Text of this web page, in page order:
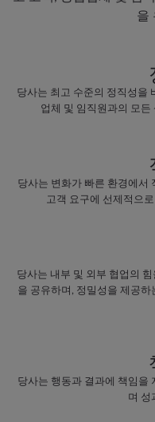
을
당사는 최고 수준의 정직성을
업체 및 임직원과의 모
당사는 변화가 빠른 환경에서
고객 요구에 선제적으
당사는 내부 및 외부 협업의
을 공유하며, 정밀성을 제공
당사는 행동과 결과에 책임을
며 성